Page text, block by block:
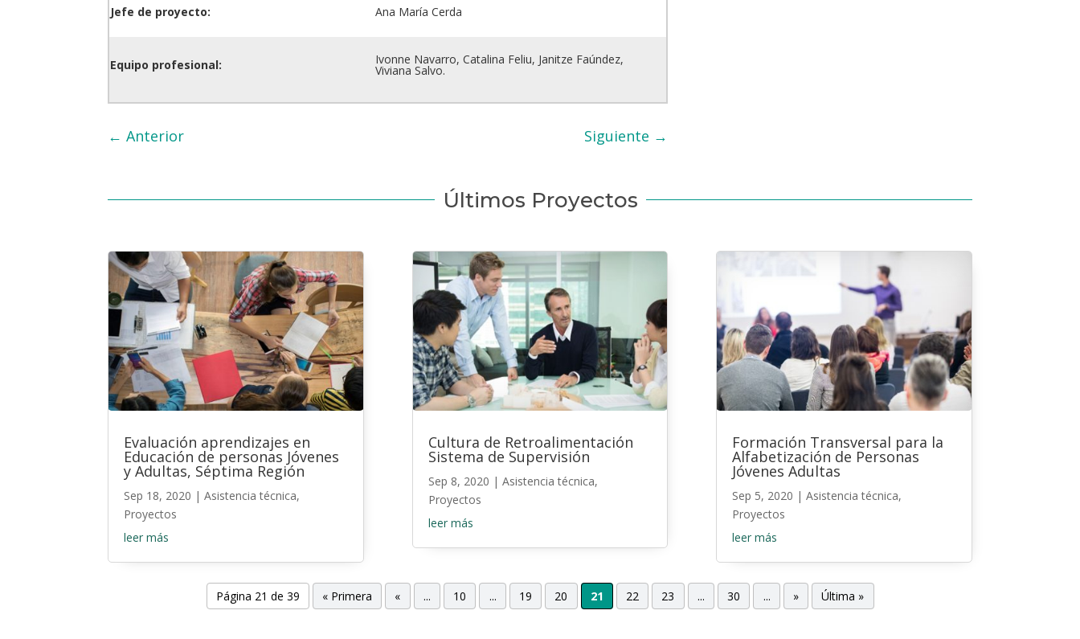
Jefe de proyecto: Ana María Cerda
Equipo profesional: Ivonne Navarro, Catalina Feliu, Janitze Faúndez,
Viviana Salvo.
←Anterior Siguiente →
Últimos Proyectos
Evaluación aprendizajes en
Educación de personas Jóvenes
y Adultas, Séptima Región
Sep 18, 2020 |Asistencia técnica,
Proyectos
leer más
Cultura de Retroalimentación
Sistema de Supervisión
Sep 8, 2020 | Asistencia técnica,
Proyectos
leer más
Formación Transversal para la
Alfabetización de Personas
Jóvenes Adultas
Sep 5, 2020 | Asistencia técnica,
Proyectos
leer más
Página 21 de 39 « Primera « ... 10 ... 19 20 21 22 23 ... 30 ... » Última »